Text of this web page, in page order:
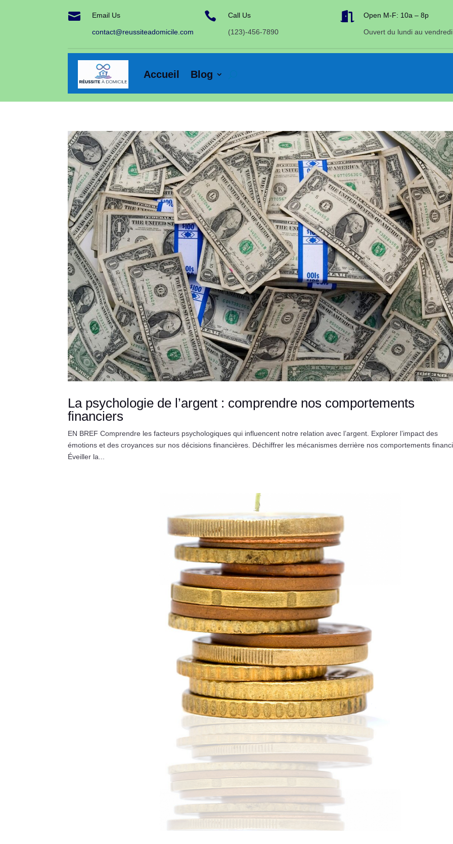
 Email Us
contact@reussiteadomicile.com
 Call Us
(123)-456-7890
 Open M-F: 10a – 8p
Ouvert du lundi au vendredi
Accueil Blog
La psychologie de l’argent : comprendre nos comportements
financiers
EN BREF Comprendre les facteurs psychologiques qui influencent notre relation avec l’argent. Explorer l’impact des
émotions et des croyances sur nos décisions financières. Déchiffrer les mécanismes derrière nos comportements
Éveiller la...